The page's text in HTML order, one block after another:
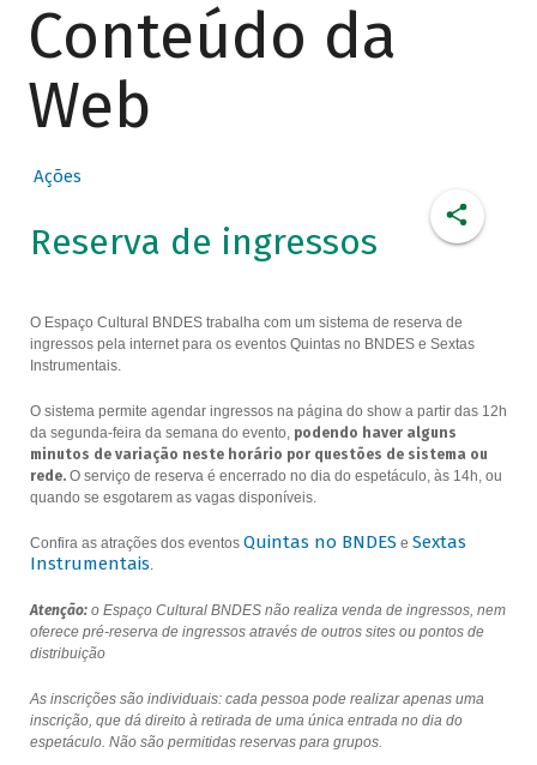
Conteúdo da
Web
Ações
Reserva de ingressos
O Espaço Cultural BNDES trabalha com um sistema de reserva de
ingressos pela internet para os eventos Quintas no BNDES e Sextas
Instrumentais.
O sistema permite agendar ingressos na página do show a partir das 12h
da segunda-feira da semana do evento, podendo haver alguns
minutos de variação neste horário por questões de sistema ou
rede.O serviço de reserva é encerrado no dia do espetáculo, às 14h, ou
quando se esgotarem as vagas disponíveis.
Confira as atrações dos eventos Quintas no BNDES e Sextas
Instrumentais.
Atenção:o Espaço Cultural BNDES não realiza venda de ingressos, nem
oferece pré-reserva de ingressos através de outros sites ou pontos de
distribuição
As inscrições são individuais: cada pessoa pode realizar apenas uma
inscrição, que dá direito à retirada de uma única entrada no dia do
espetáculo. Não são permitidas reservas para grupos.